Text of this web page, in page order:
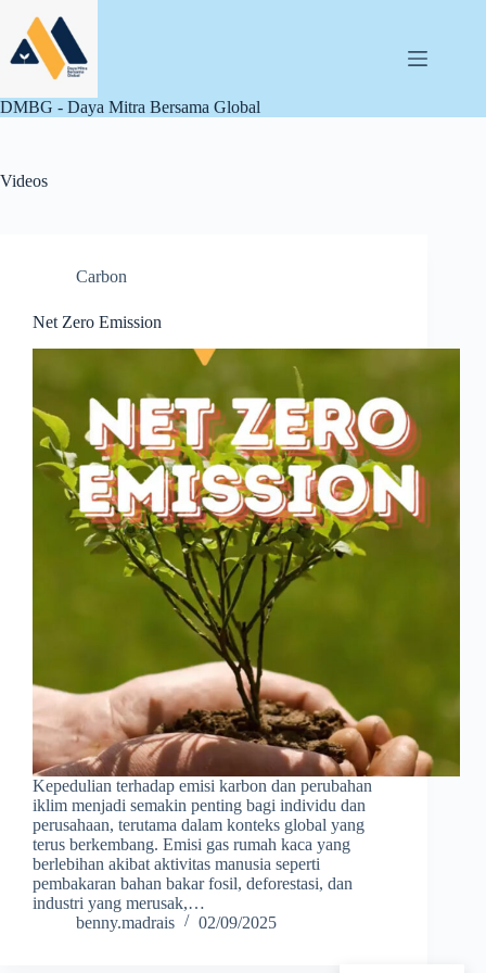
content
DMBG - Daya Mitra Bersama Global
Videos
Carbon
Net Zero Emission
Kepedulian terhadap emisi karbon dan perubahan
iklim menjadi semakin penting bagi individu dan
perusahaan, terutama dalam konteks global yang
terus berkembang. Emisi gas rumah kaca yang
berlebihan akibat aktivitas manusia seperti
pembakaran bahan bakar fosil, deforestasi, dan
industri yang merusak,…
benny.madrais
02/09/2025